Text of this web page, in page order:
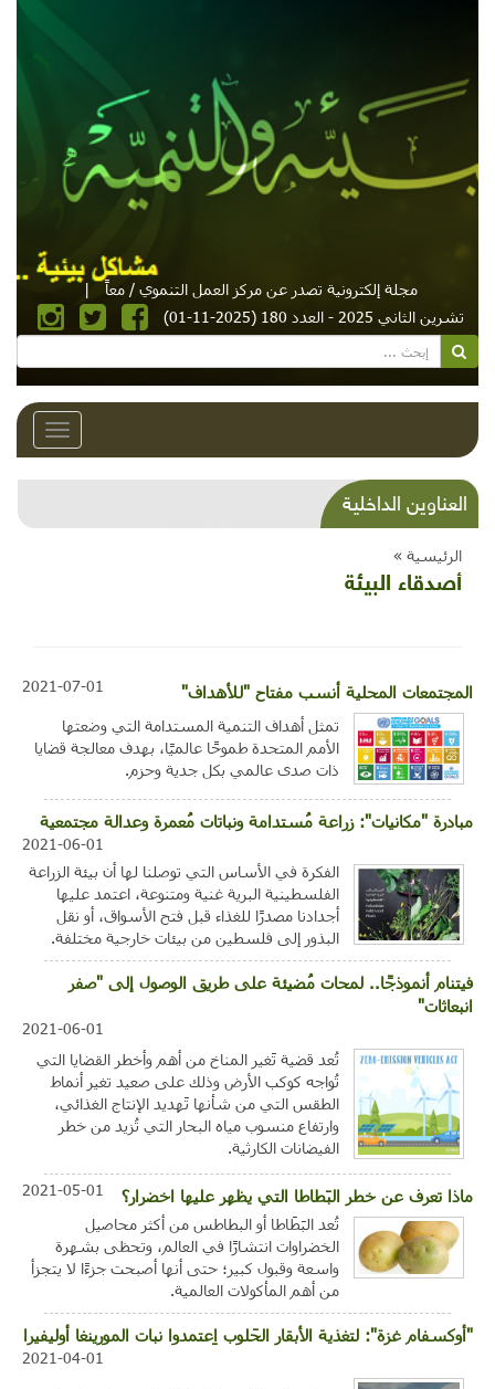
مجلة إلكترونية تصدر عن مركز العمل التنموي / معاً
|
تشرين الثاني 2025 - العدد 180 (2025-11-01)
Toggle
العناوين الداخليةشذرات بيئية وتنموية...بنية تحتية وحلويات قبيحة
وحاكورة ونوبل وزيتون و"سيباط"
الرئيسية »
أصدقاء البيئة
المجتمعات المحلية أنسب مفتاح "للأهداف"
2021-07-01
تمثل أهداف التنمية المستدامة التي وضعتها
الأمم المتحدة طموحًا عالميًا، بهدف معالجة قضايا
ذات صدى عالمي بكل جدية وحزم.
مبادرة "مكانيات": زراعة مُستدامة ونباتات مُعمرة وعدالة مجتمعية
2021-06-01
الفكرة في الأساس التي توصلنا لها أن بيئة الزراعة
الفلسطينية البرية غنية ومتنوعة، اعتمد عليها
أجدادنا مصدرًا للغذاء قبل فتح الأسواق، أو نقل
البذور إلى فلسطين من بيئات خارجية مختلفة.
فيتنام أنموذجًا.. لمحات مُضيئة على طريق الوصول إلى "صفر
انبعاثات"
2021-06-01
تُعد قضية تَغير المناخ من أهم وأخطر القضايا التي
تُواجه كوكب الأرض وذلك على صعيد تغير أنماط
الطقس التي من شأنها تَهديد الإنتاج الغذائي،
وارتفاع منسوب مياه البحار التي تُزيد من خطر
الفيضانات الكارثية.
ماذا تعرف عن خطر البَطاطا التي يظهر عليها اخضرار؟
2021-05-01
تُعد البَطَاطا أو البطاطس من أكثر محاصيل
الخضراوات انتشارًا في العالم، وتحظى بشهرة
واسعة وقبول كبير؛ حتى أنها أصبحت جزءًا لا يتجزأ
من أهم المأكولات العالمية.
"أوكسفام غزة": لتغذية الأبقار الحَلوب اِعتمدوا نبات المورينغا أوليفيرا
2021-04-01